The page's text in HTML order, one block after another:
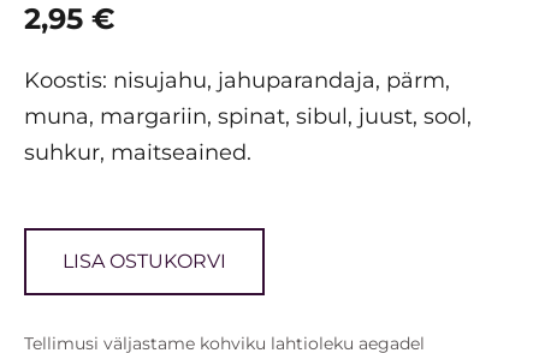
2,95 €
Koostis: nisujahu, jahuparandaja, pärm,
muna, margariin, spinat, sibul, juust, sool,
suhkur, maitseained.
LISA OSTUKORVI
Tellimusi väljastame kohviku lahtioleku aegadel